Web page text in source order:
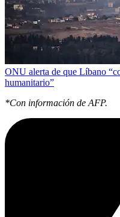
ONU alerta de que Líbano
humanitario”
*Con información de AFP.